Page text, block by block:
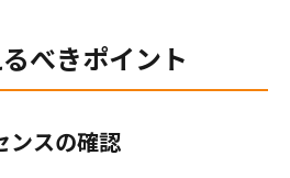
べきポイント
ンスの確認